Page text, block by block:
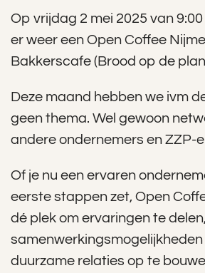
Op vrijdag 2 mei 2025 van
er weer een Open Coffee
Bakkerscafe (Brood op de
Deze maand hebben we ivm
geen thema. Wel gewoon
andere ondernemers en ZZP-
Of je nu een ervaren
eerste stappen zet, Open
dé plek om ervaringen te
duurzame relaties op te